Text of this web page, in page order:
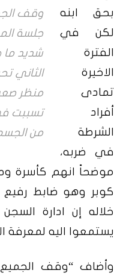
وقف
شديد ما
الثاني
منظر
تسببت
من
بحق ابنه
لكن في
الفترة
الاخيرة
تمادى
أفراد
الشرطة
في ضربه،
موضحاً انهم كأسرة
كوبر وهو ضابط
خلاله إن ادارة
يستمعوا اليه لمعرفة
وأضاف “وقف